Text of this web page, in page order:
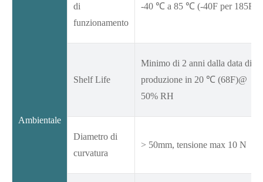
Ambientale
di
funzionamento
-40 ℃ a 85 ℃ (-40F per 185F)
Shelf Life
Minimo di 2 anni dalla data di
produzione in 20 ℃ (68F)@
50% RH
Diametro di
curvatura
> 50mm, tensione max 10 N